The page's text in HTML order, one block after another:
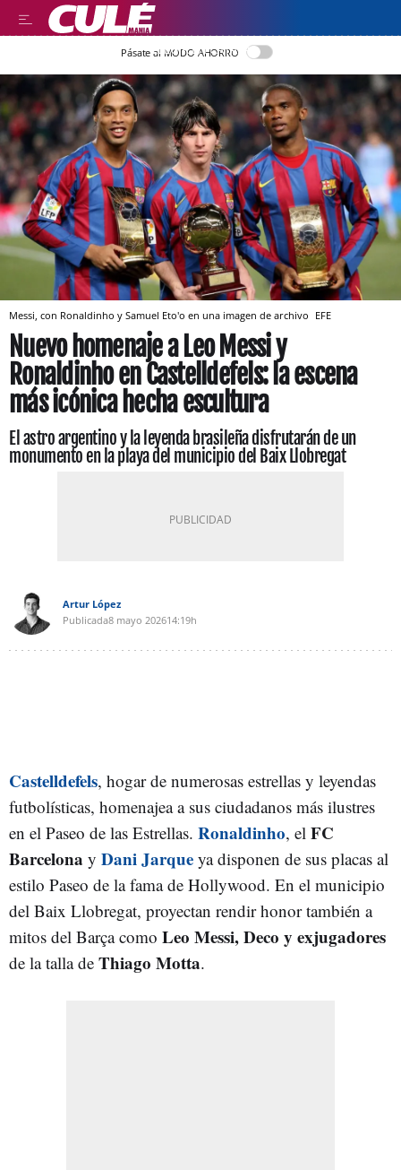
LLEGIR EN CATALÀ
Pásate al MODO AHORRO
Messi, con Ronaldinho y Samuel Eto'o en una imagen de archivo EFE
Nuevo homenaje a Leo Messi y
Ronaldinho en Castelldefels: la escena
más icónica hecha escultura
El astro argentino y la leyenda brasileña disfrutarán de un
monumento en la playa del municipio del Baix Llobregat
Artur López
Publicada8 mayo 202614:19h
Castelldefels, hogar de numerosas estrellas y leyendas
futbolísticas, homenajea a sus ciudadanos más ilustres
en el Paseo de las Estrellas. Ronaldinho, el FC
Barcelona y Dani Jarque ya disponen de sus placas al
estilo Paseo de la fama de Hollywood. En el municipio
del Baix Llobregat, proyectan rendir honor también a
mitos del Barça como Leo Messi, Deco y exjugadores
de la talla de Thiago Motta.